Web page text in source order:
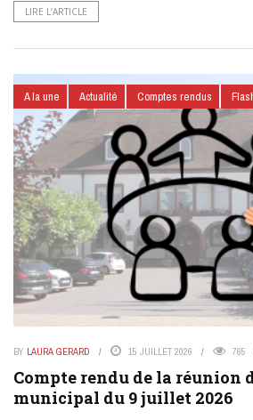
LIRE L’ARTICLE
A la une Actualité Comptes rendus
BY LAURA GERARD 15 JUILLET 2026 765
Compte rendu de la réunion
municipal du 9 juillet 2026